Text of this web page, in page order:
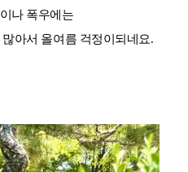
나 폭우에는
아서 올여름 걱정이되네요.